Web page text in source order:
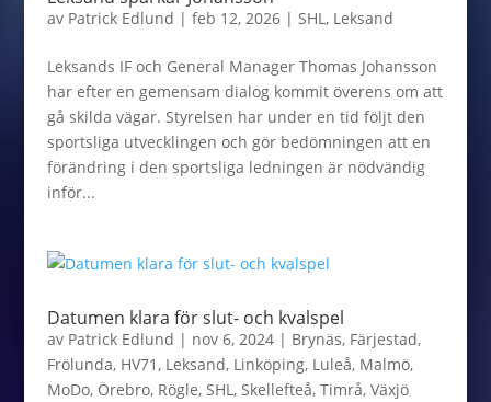
av Patrick Edlund | feb 12, 2026| SHL, Leksand
Leksands IF och General Manager Thomas Johansson
har efter en gemensam dialog kommit överens om att
gå skilda vägar. Styrelsen har under en tid följt den
sportsliga utvecklingen och gör bedömningen att en
förändring i den sportsliga ledningen är nödvändig
inför...
Datumen klara för slut- och kvalspel
av Patrick Edlund | nov 6, 2024| Brynäs, Färjestad,
Frölunda, HV71, Leksand, Linköping, Luleå, Malmö,
MoDo, Örebro, Rögle, SHL, Skellefteå, Timrå, Växjö